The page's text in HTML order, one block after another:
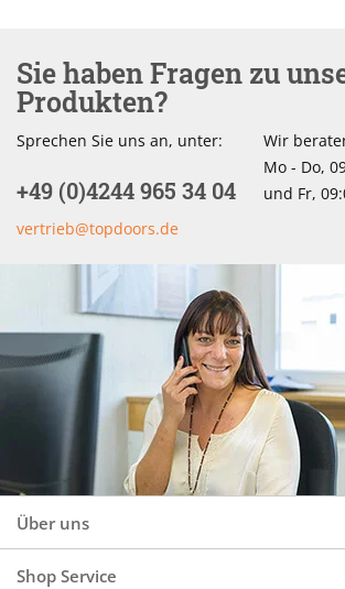
Sie haben Fragen zu
Produkten?
Sprechen Sie uns an, unter:
+49 (0)4244 965 34 04
vertrieb@topdoors.de
Wir
Mo - Do,
und Fr,
Über uns
Shop Service